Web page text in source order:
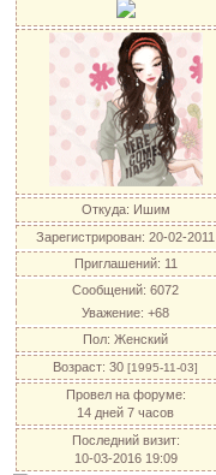
Откуда: Ишим
Зарегистрирован: 20-02-2011
Приглашений: 11
Сообщений: 6072
Уважение: +68
Пол: Женский
Возраст: 30 [1995-11-03]
Провел на форуме:
14 дней 7 часов
Последний визит:
10-03-2016 19:09